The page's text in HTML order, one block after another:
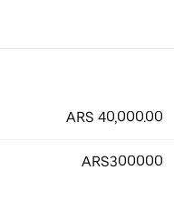
ARS 40,000.00
ARS300000